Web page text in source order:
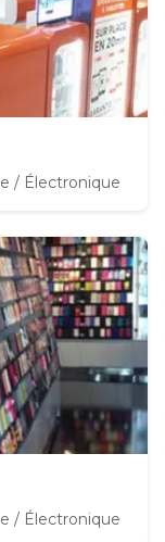
/ Électronique
/ Électronique